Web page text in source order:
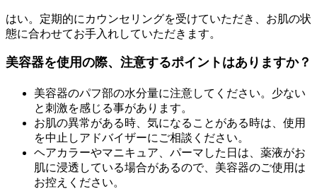
はい。定期的にカウンセリングを受けていただき、お肌の状
態に合わせてお手入れしていただきます。
美容器を使用の際、注意するポイントはありますか？
美容器のパフ部の水分量に注意してください。少ない
と刺激を感じる事があります。
お肌の異常がある時、気になることがある時は、使用
を中止しアドバイザーにご相談ください。
ヘアカラーやマニキュア、パーマした日は、薬液がお
肌に浸透している場合があるので、美容器のご使用は
お控えください。